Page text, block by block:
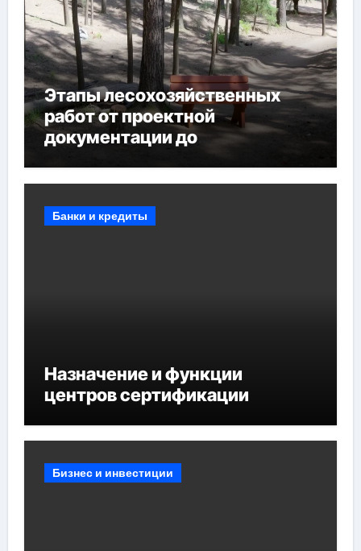
Этапы лесохозяйственных
работ от проектной
документации до
мероприятий и обустройства
Банки и кредиты
Назначение и функции
центров сертификации
Бизнес и инвестиции